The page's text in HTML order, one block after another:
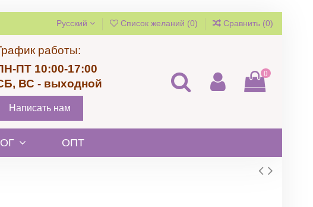
Русский Список желаний (0) Сравнить (0)
работы:
ПТ 10:00-17:00
ВС - выходной
Написать нам
0
ОПТ